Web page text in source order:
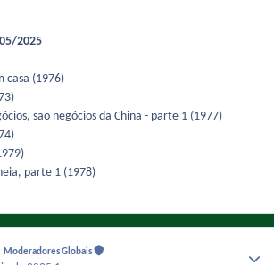
2025
casa (1976)
são negócios da China - parte 1 (1977)
parte 1 (1978)
Moderadores Globais